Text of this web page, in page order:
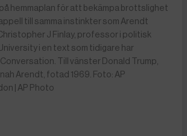
hemmaplan för att bekämpa brottslighet
till samma instinkter som Arendt
J Finlay, professor i politisk
i en text som tidigare har
Till vänster Donald Trump,
Arendt, fotad 1969. Foto: AP
| AP Photo